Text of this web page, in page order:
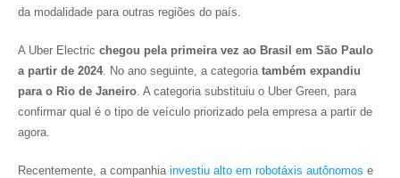
da modalidade para outras regiões do país.
A Uber Electric chegou pela primeira vez ao Brasil em São Paulo
a partir de 2024. No ano seguinte, a categoria também expandiu
para o Rio de Janeiro. A categoria substituiu o Uber Green, para
confirmar qual é o tipo de veículo priorizado pela empresa a partir de
agora.
Recentemente, a companhia investiu alto em robotáxis autônomos e